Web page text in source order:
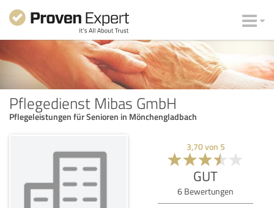
Pflegedienst Mibas GmbH
Pflegeleistungen für Senioren in Mönchengladbach
3,70von 5
GUT
6 Bewertungen